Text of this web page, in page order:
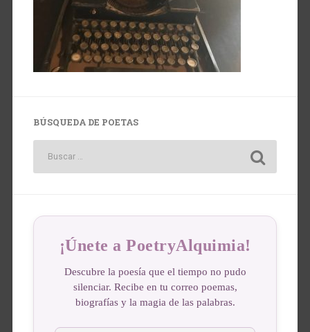
BÚSQUEDA DE POETAS
¡Únete a PoetryAlquimia!
Descubre la poesía que el tiempo no pudo
silenciar. Recibe en tu correo poemas,
biografías y la magia de las palabras.